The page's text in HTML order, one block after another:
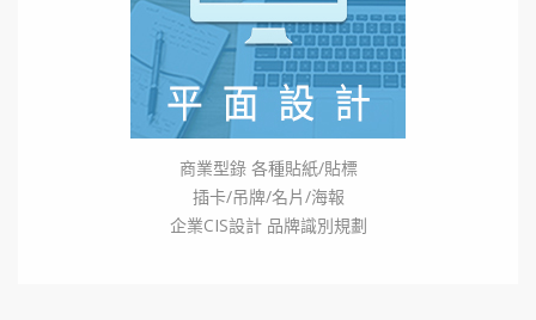
商業型錄 各種貼紙/貼標
插卡/吊牌/名片/海報
企業CIS設計 品牌識別規劃